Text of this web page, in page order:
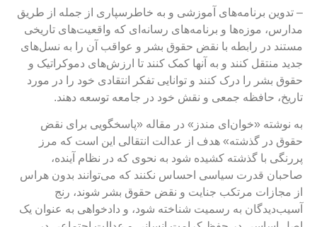
تدوین برنامه‌های آموزشی و به خاطرسپاری از جمله از طریق
موزه‌ها و برنامه‌های رسانه‌ای که واقعیت‌های تاریخی
در رابطه با نقض حقوق بشر و عواقب آن را به نسل‌های
منتقل کنند و به آنها کمک کنند تا ارزش‌های دموکراتیک و
بشر را درک کنند و توانایی تفکر انتقادی خود را در مورد
حافظه جمعی و نقش خود در جامعه توسعه دهند.
نوشته «خوان‌ای مندز» در مقاله «پاسخگویی برای نقض
در گذشته» هدف از عدالت انتقالی این است که مرز
با گذشته کشیده شود به نحوی که در نظام آینده،
قدرت سیاسی احساس نکنند که می‌توانند بدون هراس
مجازات مرتکب جنایت و نقض حقوق بشر شوند، رنج
به رسمیت شناخته شود، و دادخواهی به عنوان یک